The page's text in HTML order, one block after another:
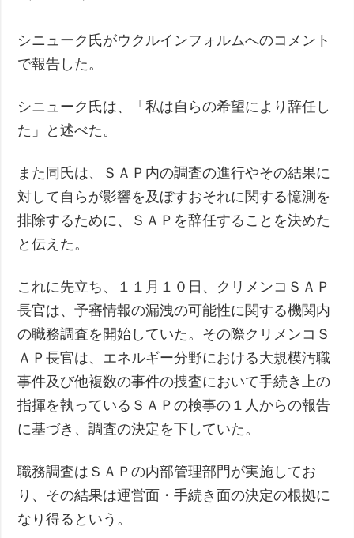
シニューク氏がウクルインフォルムへのコメント
で報告した。
シニューク氏は、「私は自らの希望により辞任し
た」と述べた。
また同氏は、ＳＡＰ内の調査の進行やその結果に
対して自らが影響を及ぼすおそれに関する憶測を
排除するために、ＳＡＰを辞任することを決めた
と伝えた。
これに先立ち、１１月１０日、クリメンコＳＡＰ
長官は、予審情報の漏洩の可能性に関する機関内
の職務調査を開始していた。その際クリメンコＳ
ＡＰ長官は、エネルギー分野における大規模汚職
事件及び他複数の事件の捜査において手続き上の
指揮を執っているＳＡＰの検事の１人からの報告
に基づき、調査の決定を下していた。
職務調査はＳＡＰの内部管理部門が実施してお
り、その結果は運営面・手続き面の決定の根拠に
なり得るという。